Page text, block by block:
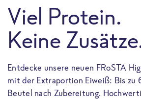
Viel Protein.
Keine
Entdecke unsere neuen FRoSTA
mit der Extraportion Eiweiß: Bis zu
Beutel nach Zubereitung.